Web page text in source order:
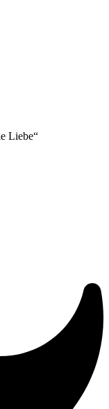
Liebe“